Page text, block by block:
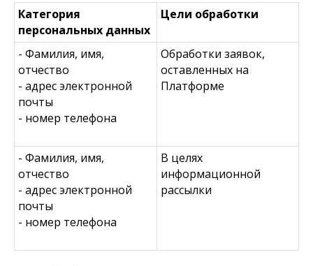
Категория
персональных данных
Цели обработки
- Фамилия, имя,
отчество
- адрес электронной
почты
- номер телефона
Обработки заявок,
оставленных на
Платформе
- Фамилия, имя,
отчество
- адрес электронной
почты
- номер телефона
В целях
информационной
рассылки